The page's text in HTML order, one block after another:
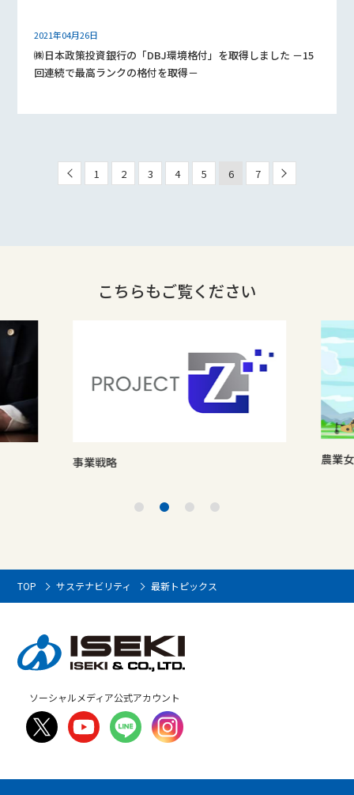
2021年04月26日
㈱日本政策投資銀行の「DBJ環境格付」を取得しました －15
回連続で最高ランクの格付を取得－
1 2 3 4 5 6 7
こちらもご覧ください
事業戦略 農業
TOP サステナビリティ 最新トピックス
ソーシャルメディア公式アカウント